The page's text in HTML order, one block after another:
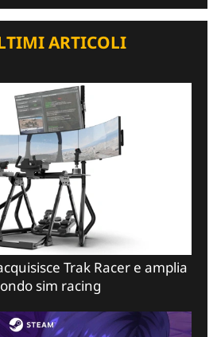
ARTICOLI
Trak Racer e amplia
sim racing